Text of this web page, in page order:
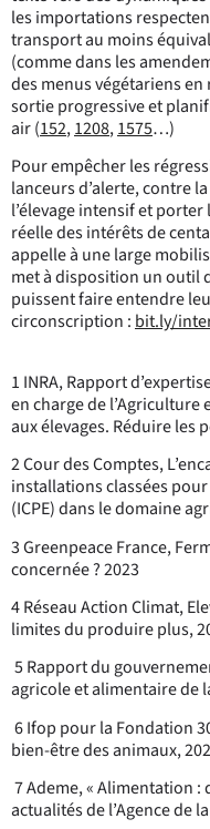
les importations
transport au moins
(comme dans les
des menus végétariens
sortie progressive et
air (152,1208,1575…)
Pour empêcher les
lanceurs d’alerte, contre
l’élevage intensif et
réelle des intérêts de
appelle à une large
met à disposition un outil
puissent faire entendre
circonscription :bit.ly/
1 INRA, Rapport
en charge de l’Agriculture
aux élevages. Réduire les
2 Cour des Comptes,
installations classées
(ICPE) dans le domaine
3 Greenpeace France,
concernée ? 2023
4 Réseau Action Climat,
limites du produire plus,
5 Rapport du
agricole et alimentaire de
6 Ifop pour la Fondation
bien-être des animaux,
7 Ademe, « Alimentation :
actualités de l’Agence de